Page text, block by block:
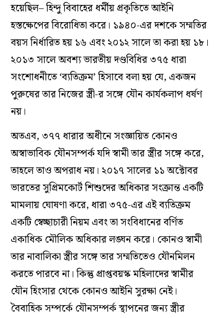
হয়েছিল– হিন্দু বিবাহের ধর্মীয় প্রকৃতিতে আইনি
হস্তক্ষেপের বিরোধিতা করে। ১৯৪০-এর দশকে সম্মতির
বয়স নির্ধারিত হয় ১৬ এবং ২০১২ সালে তা করা হয় ১৮।
২০১৩ সালে অবশ্য ভারতীয় দণ্ডবিধির ৩৭৫ ধারা
সংশোধনীতে ‘ব্যতিক্রম’ হিসাবে বলা হয় যে, একজন
পুরুষের তার নিজের স্ত্রী-র সঙ্গে যৌন কার্যকলাপ ধর্ষণ
নয়।
অতএব, ৩৭৭ ধারার অধীনে সংজ্ঞায়িত কোনও
অস্বাভাবিক যৌনসম্পর্ক যদি স্বামী তার স্ত্রীর সঙ্গে করে,
তাহলে তাও অপরাধ নয়। ২০১৭ সালের ১১ অক্টোবর
ভারতের সুপ্রিমকোর্ট শিশুদের অধিকার সংক্রান্ত একটি
মামলায় ঘোষণা করে, ধারা ৩৭৫-এর এই ব্যতিক্রম
একটি স্বেচ্ছাচারী নিয়ম এবং তা সংবিধানের বর্ণিত
একাধিক মৌলিক অধিকার লঙ্ঘন করে। কোনও স্বামী
তার নাবালিকা স্ত্রীর সঙ্গে তার সম্মতিতেও যৌনমিলন
করতে পারবে না। কিন্তু প্রাপ্তবয়স্ক মহিলাদের স্বামীর
যৌন হিংসার থেকে কোনও আইনি সুরক্ষা নেই।
বৈবাহিক সম্পর্কে যৌনসম্পর্ক স্থাপনের জন্য স্ত্রীর